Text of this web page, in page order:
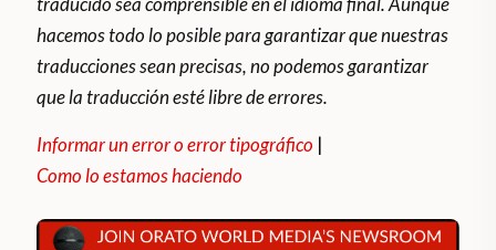
hacemos todo lo posible para garantizar que nuestras
traducciones sean precisas, no podemos garantizar
que la traducción esté libre de errores.
Informar un error o error tipográfico |
Como lo estamos haciendo